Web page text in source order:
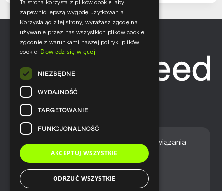
Home Nasze podejście Rozwiązania
Usługi Aktualności
Ta strona korzysta z plików cookie, aby
zapewnić lepszą wygodę użytkowania.
Korzystając z tej strony, wyrażasz zgodę na
używanie przez nas wszystkich plików cookie
zgodnie z warunkami naszej polityki plików
cookie. Dowiedz się więcej
NIEZBĘDNE
WYDAJNOŚĆ
TARGETOWANIE
FUNKCJONALNOŚĆ
AKCEPTUJ WSZYSTKIE
ODRZUĆ WSZYSTKIE